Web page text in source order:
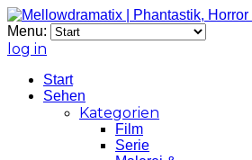
Menu:
log in
Start
Sehen
Kategorien
Film
Serie